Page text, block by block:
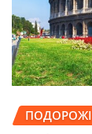
ПОДОРОЖІ